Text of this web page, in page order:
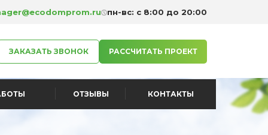
пн-вс: с 8:00 до 20:00
ЗАКАЗАТЬ ЗВОНОК РАССЧИТАТЬ ПРОЕКТ
ОТЗЫВЫ КОНТАКТЫ